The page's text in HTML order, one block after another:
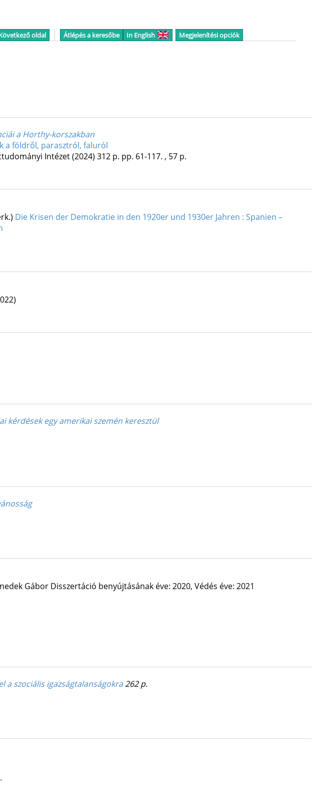
oldal Átlépés a keresőbe In English Megjelenítési opciók
a Horthy-korszakban
a földről, parasztról, faluról
Intézet(2024) 312 p. pp. 61-117. , 57 p.
Die Krisen der Demokratie in den 1920er und 1930er Jahren : Spanien –
kérdések egy amerikai szemén keresztül
Gábor Disszertáció benyújtásának éve: 2020, Védés éve: 2021
szociális igazságtalanságokra262 p.